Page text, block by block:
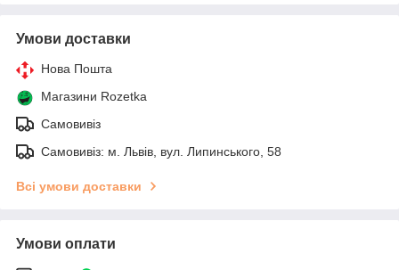
Умови доставки
Нова Пошта
Магазини Rozetka
Самовивіз
Самовивіз: м. Львів, вул. Липинського, 58
Всі умови доставки
Умови оплати